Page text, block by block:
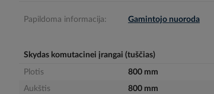
Papildoma informacija: Gamintojo nuoroda
Skydas komutacinei įrangai (tuščias)
Plotis
800 mm
Aukštis
800 mm